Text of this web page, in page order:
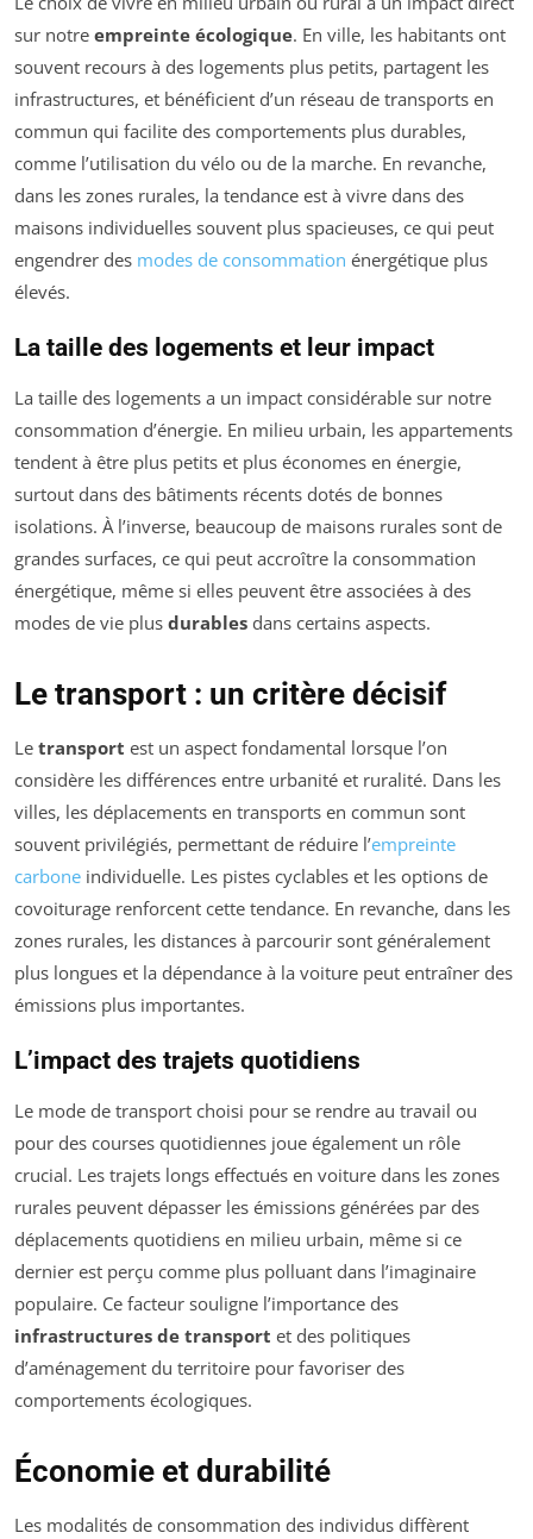
sur notre empreinte écologique. En ville, les habitants ont
souvent recours à des logements plus petits, partagent les
infrastructures, et bénéficient d’un réseau de transports en
commun qui facilite des comportements plus durables,
comme l’utilisation du vélo ou de la marche. En revanche,
dans les zones rurales, la tendance est à vivre dans des
maisons individuelles souvent plus spacieuses, ce qui peut
engendrer des modes de consommation énergétique plus
élevés.
La taille des logements et leur impact
La taille des logements a un impact considérable sur notre
consommation d’énergie. En milieu urbain, les appartements
tendent à être plus petits et plus économes en énergie,
surtout dans des bâtiments récents dotés de bonnes
isolations. À l’inverse, beaucoup de maisons rurales sont de
grandes surfaces, ce qui peut accroître la consommation
énergétique, même si elles peuvent être associées à des
modes de vie plus durables dans certains aspects.
Le transport : un critère décisif
Le transport est un aspect fondamental lorsque l’on
considère les différences entre urbanité et ruralité. Dans les
villes, les déplacements en transports en commun sont
souvent privilégiés, permettant de réduire l’empreinte
carbone individuelle. Les pistes cyclables et les options de
covoiturage renforcent cette tendance. En revanche, dans les
zones rurales, les distances à parcourir sont généralement
plus longues et la dépendance à la voiture peut entraîner des
émissions plus importantes.
L’impact des trajets quotidiens
Le mode de transport choisi pour se rendre au travail ou
pour des courses quotidiennes joue également un rôle
crucial. Les trajets longs effectués en voiture dans les zones
rurales peuvent dépasser les émissions générées par des
déplacements quotidiens en milieu urbain, même si ce
dernier est perçu comme plus polluant dans l’imaginaire
populaire. Ce facteur souligne l’importance des
infrastructures de transport et des politiques
d’aménagement du territoire pour favoriser des
comportements écologiques.
Économie et durabilité
Les modalités de consommation des individus diffèrent